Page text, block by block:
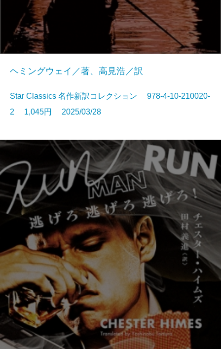
ヘミングウェイ／著、高見浩／訳
Star Classics 名作新訳コレクション 978-4-10-210020-
2 1,045円 2025/03/28